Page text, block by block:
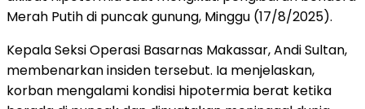
Merah Putih di puncak gunung, Minggu (17/8/2025).
Kepala Seksi Operasi Basarnas Makassar, Andi Sultan,
membenarkan insiden tersebut. Ia menjelaskan,
korban mengalami kondisi hipotermia berat ketika